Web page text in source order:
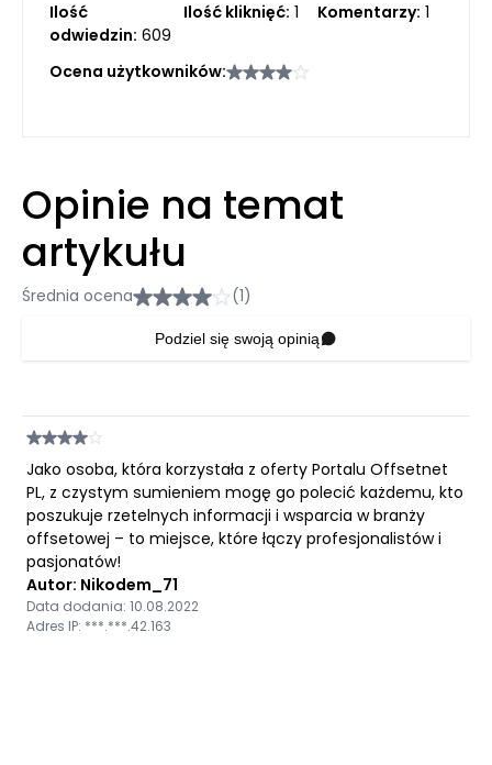
Ilość
odwiedzin: 609
Ilość kliknięć: 1 Komentarzy: 1
Ocena użytkowników:
Opinie na temat
artykułu
Średnia ocena (1)
Podziel się swoją opinią
Jako osoba, która korzystała z oferty Portalu Offsetnet
PL, z czystym sumieniem mogę go polecić każdemu, kto
poszukuje rzetelnych informacji i wsparcia w branży
offsetowej – to miejsce, które łączy profesjonalistów i
pasjonatów!
Autor: Nikodem_71
Data dodania: 10.08.2022
Adres IP: ***.***.42.163